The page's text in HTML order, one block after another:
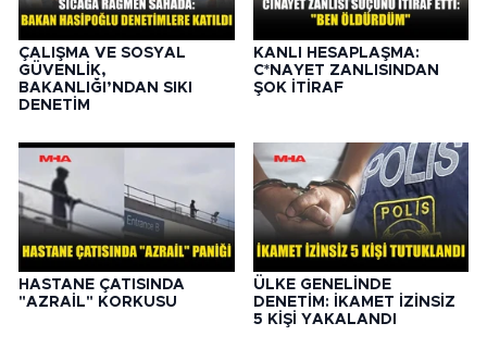
ÇALIŞMA VE SOSYAL
GÜVENLİK,
BAKANLIĞI’NDAN SIKI
DENETİM
KANLI HESAPLAŞMA:
C*NAYET ZANLISINDAN
ŞOK İTİRAF
HASTANE ÇATISINDA
"AZRAİL" KORKUSU
ÜLKE GENELİNDE
DENETİM: İKAMET İZİNSİZ
5 KİŞİ YAKALANDI